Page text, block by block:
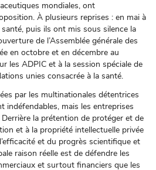
mondiales, ont
À plusieurs reprises : en mai à
santé, puis ils ont mis sous silence la
de l’Assemblée générale des
en octobre et en décembre au
les ADPIC et à la session spéciale de
unies consacrée à la santé.
par les multinationales détentrices
indéfendables, mais les entreprises
la prétention de protéger et de
et à la propriété intellectuelle privée
et du progrès scientifique et
raison réelle est de défendre les
et surtout financiers que les